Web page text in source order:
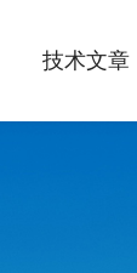
技术文章